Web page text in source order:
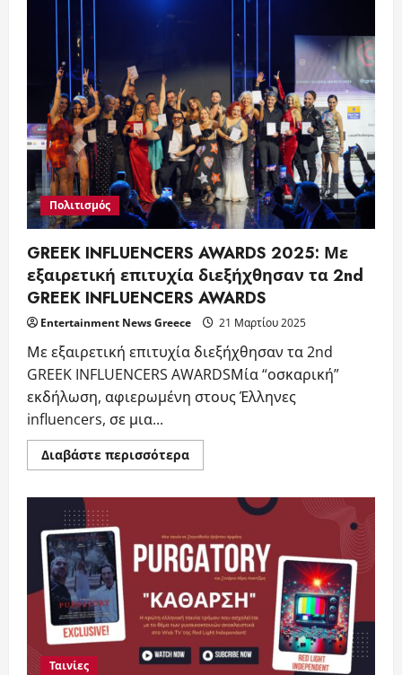
επιτυχία
διεξήχθεί
διαδραστικός
αγώνας
μπάσκετ
σε
οργάνωση
συλλόγου
Speira
Πολιτισμός
GREEK INFLUENCERS AWARDS 2025: Με
εξαιρετική επιτυχία διεξήχθησαν τα 2nd
GREEK INFLUENCERS AWARDS
Entertainment News Greece 21 Μαρτίου 2025
Με εξαιρετική επιτυχία διεξήχθησαν τα 2nd
GREEK INFLUENCERS AWARDSΜία “οσκαρική”
εκδήλωση, αφιερωμένη στους Έλληνες
influencers, σε μια...
Διαβάστε περισσότεραRead
more
INFLUENCERS
Με
εξαιρετική
επιτυχία
διεξήχθησαν
τα
2nd
GREEK
INFLUENCERS
AWARDS
Ταινίες